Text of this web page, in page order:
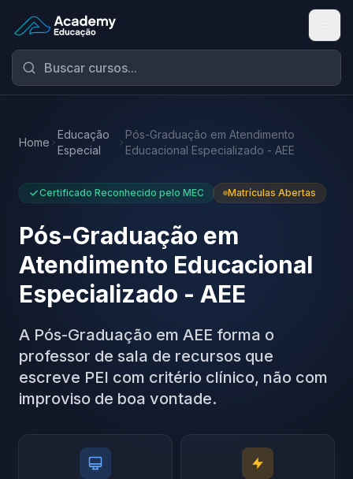
Academy Educação — Página Inicial
Home
Educação
Especial
Pós-Graduação em Atendimento
Educacional Especializado - AEE
Certificado Reconhecido pelo MEC Matrículas Abertas
Pós-Graduação em
Atendimento Educacional
Especializado - AEE
A Pós-Graduação em AEE forma o
professor de sala de recursos que
escreve PEI com critério clínico, não com
improviso de boa vontade.